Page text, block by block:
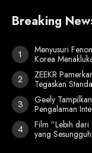
Breaking
Menyusuri
Korea
ZEEKR
Tegaskan
Geely
Pengalaman
Film ”Lebih dari
yang